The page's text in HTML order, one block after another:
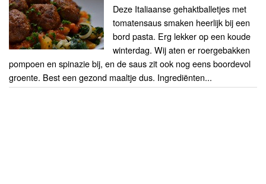
Deze Italiaanse gehaktballetjes met
tomatensaus smaken heerlijk bij een
bord pasta. Erg lekker op een koude
winterdag. Wij aten er roergebakken
pompoen en spinazie bij, en de saus zit ook nog eens boordevol
groente. Best een gezond maaltje dus. Ingrediënten...